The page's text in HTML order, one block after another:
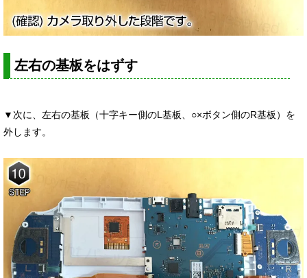
左右の基板をはずす
▼次に、左右の基板（十字キー側のL基板、○×ボタン側のR基板）を
外します。